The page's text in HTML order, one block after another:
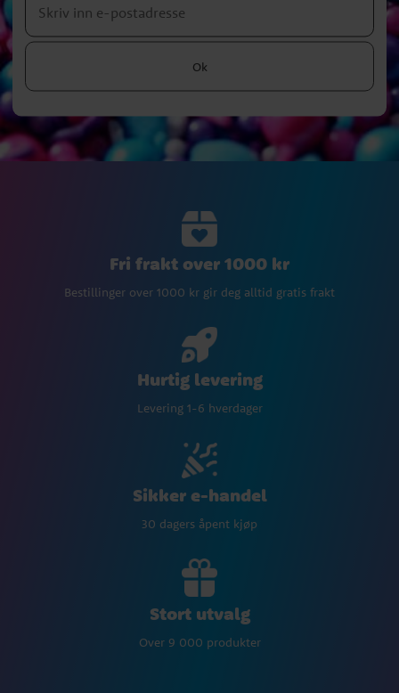
Ok
Fri frakt over 1000 kr
Bestillinger over 1000 kr gir deg alltid gratis frakt
Hurtig levering
Levering 1-6 hverdager
Sikker e-handel
30 dagers åpent kjøp
Stort utvalg
Over 9 000 produkter